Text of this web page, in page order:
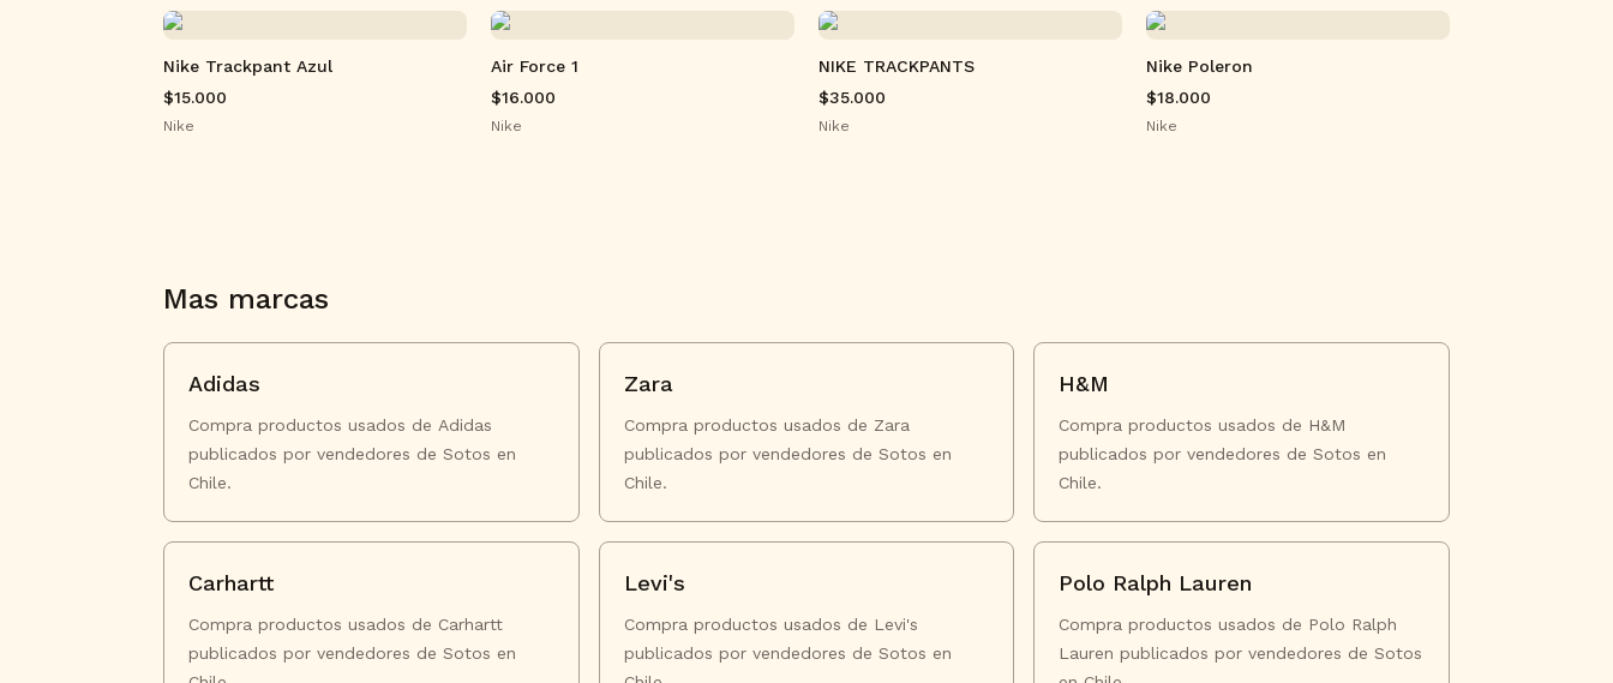
Nike Trackpant Azul
$15.000
Nike
Air Force 1
$16.000
Nike
NIKE TRACKPANTS
$35.000
Nike
Nike Poleron
$18.000
Nike
Mas marcas
Adidas
Compra productos usados de Adidas
publicados por vendedores de Sotos en
Chile.
Zara
Compra productos usados de Zara
publicados por vendedores de Sotos en
Chile.
H&M
Compra productos usados de H&M
publicados por vendedores de Sotos en
Chile.
Carhartt
Compra productos usados de Carhartt
publicados por vendedores de Sotos en
Levi's
Compra productos usados de Levi's
publicados por vendedores de Sotos en
Polo Ralph Lauren
Compra productos usados de Polo Ralph
Lauren publicados por vendedores de Sotos